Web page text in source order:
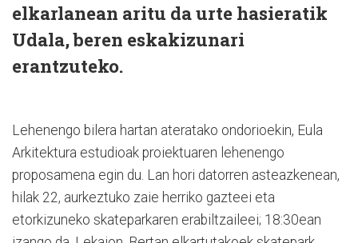
elkarlanean aritu da urte hasieratik
Udala, beren eskakizunari
erantzuteko.
Lehenengo bilera hartan ateratako ondorioekin, Eula
Arkitektura estudioak proiektuaren lehenengo
proposamena egin du. Lan hori datorren asteazkenean,
hilak 22, aurkeztuko zaie herriko gazteei eta
etorkizuneko skateparkaren erabiltzaileei; 18:30ean